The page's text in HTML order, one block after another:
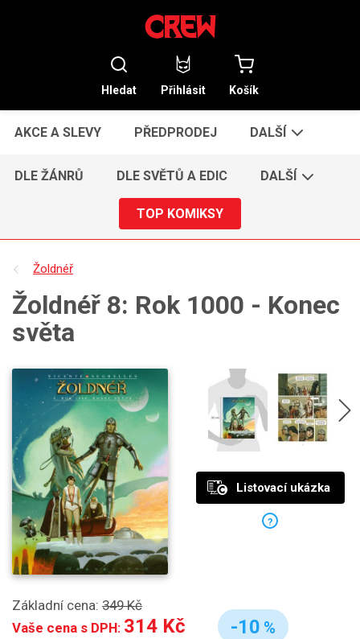
Hledat Přihlásit Košík
AKCE A SLEVY PŘEDPRODEJ DALŠÍ
DLE ŽÁNRŮ DLE SVĚTŮ A EDIC DALŠÍ
TOP KOMIKSY
Žoldnéř
Žoldnéř 8: Rok 1000 - Konec
světa
Základní cena: 349 Kč
Vaše cena s DPH: 314 Kč -10 %
Listovací ukázka
?